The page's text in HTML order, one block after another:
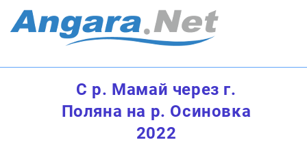
С р. Мамай через г.
Поляна на р. Осиновка
2022